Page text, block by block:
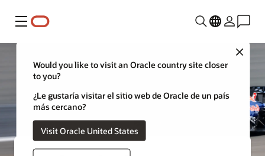
Menú
Close
Would you like to visit an Oracle country site closer
to you?
¿Le gustaría visitar el sitio web de Oracle de un país
más cercano?
Visit Oracle United States